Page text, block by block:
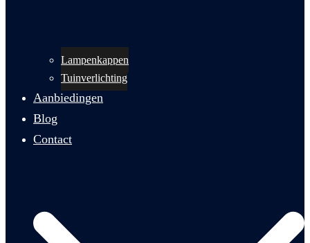
Lampenkappen
Tuinverlichting
Aanbiedingen
Blog
Contact